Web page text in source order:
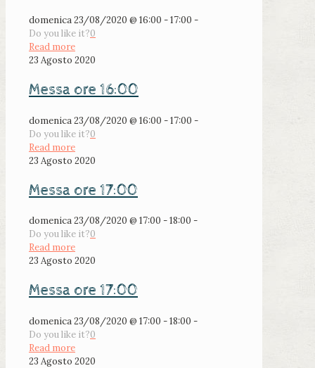
domenica 23/08/2020 @ 16:00 - 17:00 -
Do you like it?0
Read more
23 Agosto 2020
Messa ore 16:00
domenica 23/08/2020 @ 16:00 - 17:00 -
Do you like it?0
Read more
23 Agosto 2020
Messa ore 17:00
domenica 23/08/2020 @ 17:00 - 18:00 -
Do you like it?0
Read more
23 Agosto 2020
Messa ore 17:00
domenica 23/08/2020 @ 17:00 - 18:00 -
Do you like it?0
Read more
23 Agosto 2020